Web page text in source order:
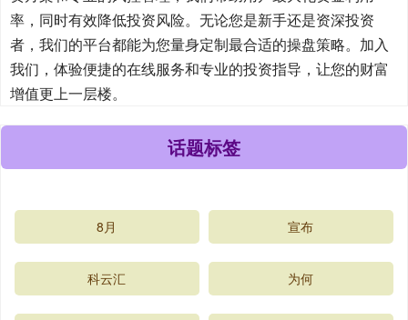
率，同时有效降低投资风险。无论您是新手还是资深投资
者，我们的平台都能为您量身定制最合适的操盘策略。加入
我们，体验便捷的在线服务和专业的投资指导，让您的财富
增值更上一层楼。
话题标签
8月 宣布
科云汇 为何